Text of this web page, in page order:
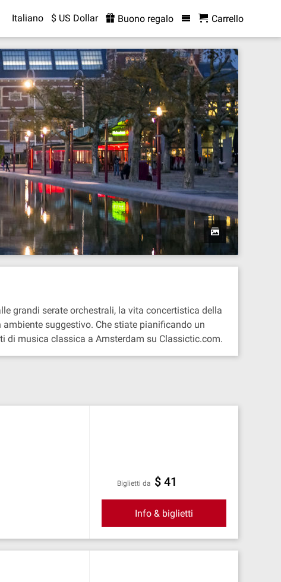
Italiano $ US Dollar Buono regalo Carrello
grandi serate orchestrali, la vita concertistica della
suggestivo. Che stiate pianificando un
di musica classica a Amsterdam su Classictic.com.
Biglietti da $ 41
Info & biglietti